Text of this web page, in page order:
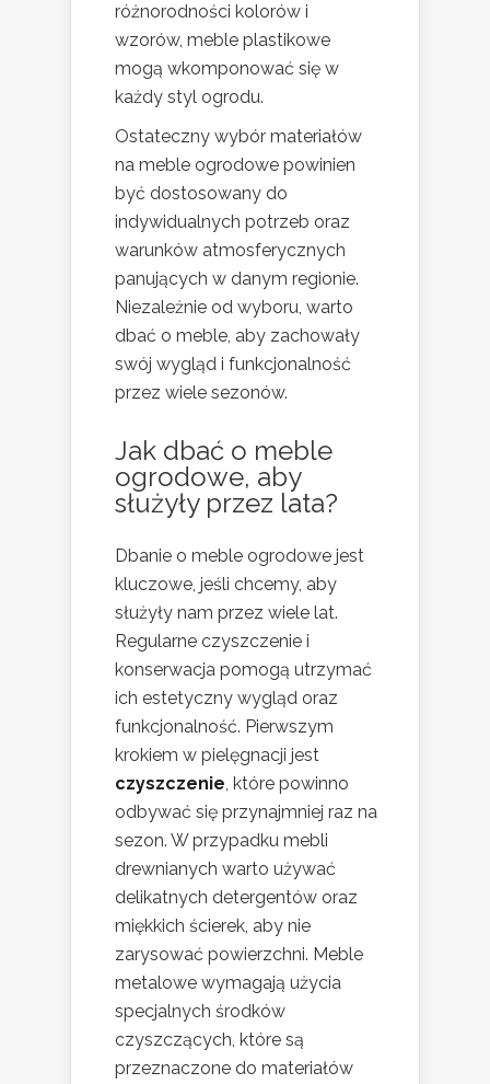
różnorodności kolorów i
wzorów, meble plastikowe
mogą wkomponować się w
każdy styl ogrodu.
Ostateczny wybór materiałów
na meble ogrodowe powinien
być dostosowany do
indywidualnych potrzeb oraz
warunków atmosferycznych
panujących w danym regionie.
Niezależnie od wyboru, warto
dbać o meble, aby zachowały
swój wygląd i funkcjonalność
przez wiele sezonów.
Jak dbać o meble
ogrodowe, aby
służyły przez lata?
Dbanie o meble ogrodowe jest
kluczowe, jeśli chcemy, aby
służyły nam przez wiele lat.
Regularne czyszczenie i
konserwacja pomogą utrzymać
ich estetyczny wygląd oraz
funkcjonalność. Pierwszym
krokiem w pielęgnacji jest
czyszczenie, które powinno
odbywać się przynajmniej raz na
sezon. W przypadku mebli
drewnianych warto używać
delikatnych detergentów oraz
miękkich ścierek, aby nie
zarysować powierzchni. Meble
metalowe wymagają użycia
specjalnych środków
czyszczących, które są
przeznaczone do materiałów